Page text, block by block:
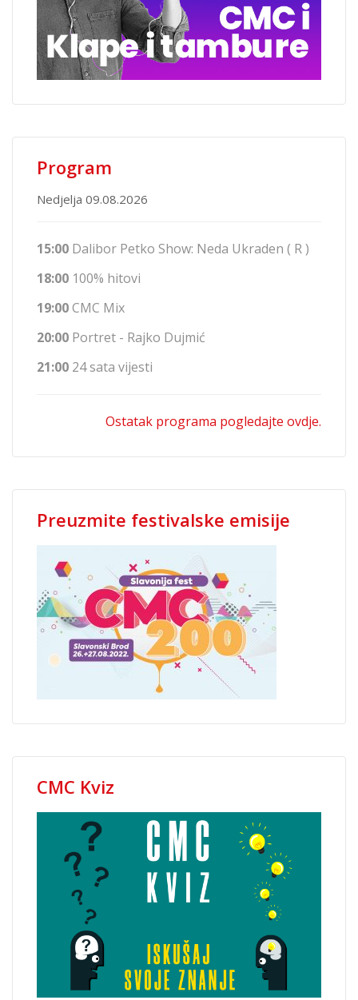
Program
Nedjelja 09.08.2026
15:00 Dalibor Petko Show: Neda Ukraden ( R )
18:00 100% hitovi
19:00CMC Mix
20:00 Portret - Rajko Dujmić
21:00 24 sata vijesti
Ostatak programa pogledajte ovdje.
Preuzmite festivalske emisije
CMC Kviz